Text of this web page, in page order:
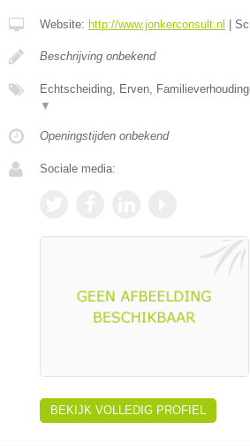
Website: http://www.jonkerconsult.nl
Beschrijving onbekend
Echtscheiding, Erven,
▼
Openingstijden onbekend
Sociale media:
BEKIJK VOLLEDIG PROFIEL